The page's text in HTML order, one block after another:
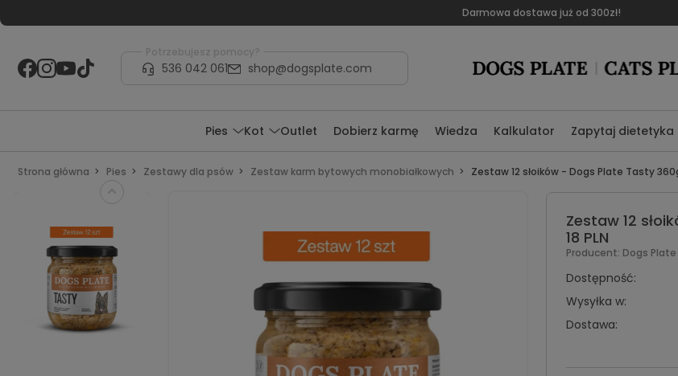
Darmowa dostawa już od 300zł!
Potrzebujesz pomocy?
536 042 061 shop@dogsplate.com
Pies Kot Outlet Dobierz karmę Wiedza Kalkulator Zapytaj dietetyka
Strona główna Pies Zestawy dla psów Zestaw karm bytowych monobiałkowych Zestaw 12 słoików - Dogs Plate Tasty
Zestaw 12
18 PLN
Producent: Dogs Plate
Dostępność:
Wysyłka w:
Dostawa: